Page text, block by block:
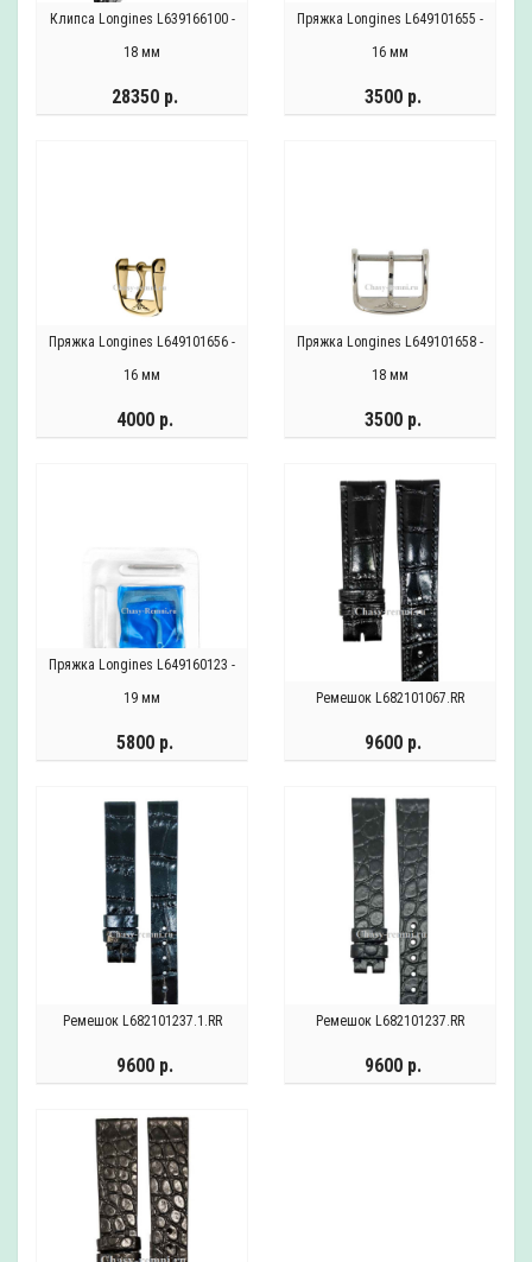
Клипса Longines L639166100 -
18 мм
28350 р.
Пряжка Longines L649101655 -
16 мм
3500 р.
Пряжка Longines L649101656 -
16 мм
4000 р.
Пряжка Longines L649101658 -
18 мм
3500 р.
Пряжка Longines L649160123 -
19 мм
5800 р.
Ремешок L682101067.RR
9600 р.
Ремешок L682101237.1.RR
9600 р.
Ремешок L682101237.RR
9600 р.